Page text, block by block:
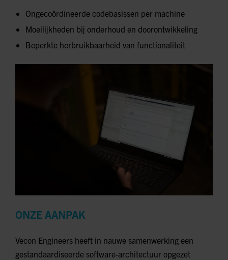
Ongecoördineerde codebasissen per machine
Moeilijkheden bij onderhoud en doorontwikkeling
Beperkte herbruikbaarheid van functionaliteit
ONZE AANPAK
Vecon Engineers heeft in nauwe samenwerking een
gestandaardiseerde software-architectuur opgezet